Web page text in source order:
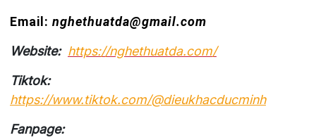
Email: nghethuatda@gmail.com
Website: https://nghethuatda.com/
Tiktok:
https://www.tiktok.com/@dieukhacducminh
Fanpage: